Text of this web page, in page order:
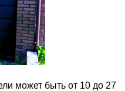
может быть от 10 до 27